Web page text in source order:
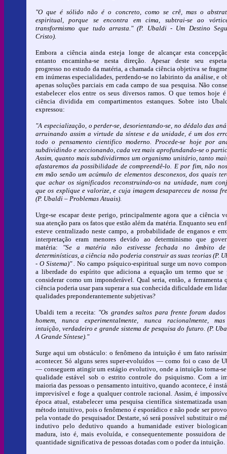
"O que é sólido não é o concreto, como se crê, mas o
espiritual, porque se encontra em cima, subtrai-se ao
transformismo que tudo arrasta." (P. Ubaldi - Um Destino
Cristo).
Embora a ciência ainda esteja longe de alcançar esta
entanto encaminha-se nesta direção. Apesar deste seu
progresso no estudo da matéria, a chamada ciência objetiva se
em inúmeras especialidades, perdendo-se no labirinto da análise, e
apenas soluções parciais em cada campo de sua pesquisa. Não
estabelecer elos entre os seus diversos ramos. O que temos hoje
ciência dividida em compartimentos estanques. Sobre isto
expressou:
"A especialização, o perder-se, desorientando-se, no dédalo das
arruinando assim a virtude da síntese e da unidade, é um dos
todo o pensamento cientifico moderno. Procede-se hoje por
subdividindo e seccionando, cada vez mais aprofundando-se o
Assim, quanto mais subdividirmos um organismo unitário, tanto
afastaremos da possibilidade de compreendê-lo. E por fim, não
em mão senão um acúmulo de elementos desconexos, dos quais
que achar os significados reconstruindo-os na unidade, num
que os explique e valorize, e cuja imagem desapareceu de nossa
(P. Ubaldi – Problemas Atuais).
Urge-se escapar deste perigo, principalmente agora que a ciência
sua atenção para os fatos que estão além da matéria. Enquanto seu
esteve centralizado neste campo, a probabilidade de enganos e
interpretação eram menores devido ao determinismo que
matéria: "Se a matéria não estivesse fechada no âmbito
determinísticas, a ciência não poderia construir as suas teorias (P.
- O Sistema)" .No campo psíquico-espiritual surge um novo
a liberdade do espírito que adiciona a equação um termo que se
considerar como um imponderável. Qual seria, então, a ferramenta
ciência poderia usar para superar a sua conhecida dificuldade em
qualidades preponderantemente subjetivas?
Ubaldi tem a receita: "Os grandes saltos para frente foram
homem, nunca experimentalmente, nunca racionalmente,
intuição, verdadeiro e grande sistema de pesquisa do futuro. (P.
A Grande Síntese)."
Surge aqui um obstáculo: o fenômeno da intuição é um fato
acontecer. Só alguns seres super-evoluídos — como foi o caso de
— conseguem atingir um estágio evolutivo, onde a intuição torna-
qualidade estável sob o estrito controle do psiquismo. Com a
maioria das pessoas o pensamento intuitivo, quando acontece, é
imprevisível e foge a qualquer controle racional. Assim, é
época atual, estabelecer uma pesquisa científica sistematizada
método intuitivo, pois o fenômeno é esporádico e não pode ser
pela vontade do pesquisador. Destarte, só será possível substituir o
indutivo pelo dedutivo quando a humanidade estiver
madura, isto é, mais evoluída, e consequentemente possuidora
quantidade significativa de pessoas dotadas com o poder da intuição.